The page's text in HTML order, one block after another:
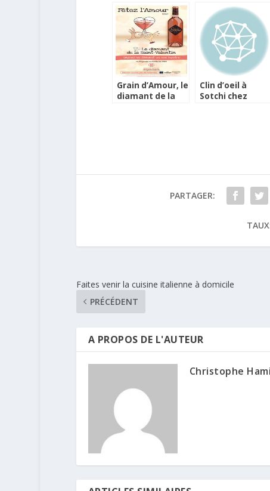
Grain d’Amour, le
diamant de la
Clin d’oeil à
Sotchi chez
PARTAGER:
Faites venir la cuisine italienne à domicile
PRÉCÉDENT
A PROPOS DE L'AUTEUR
Christophe